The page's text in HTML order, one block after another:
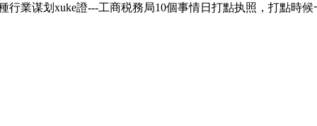
業谋划xuke證---工商税務局10個事情日打點执照，打點時候